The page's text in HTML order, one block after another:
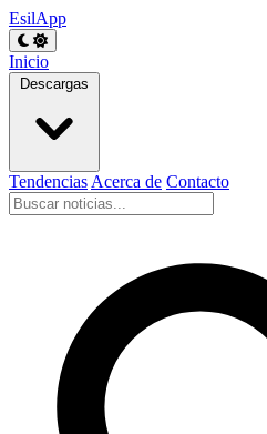
EsilApp
Inicio
Descargas
Tendencias Acerca de Contacto